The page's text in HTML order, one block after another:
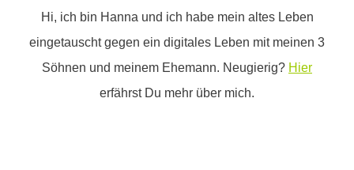
Hi, ich bin Hanna und ich habe mein altes Leben
eingetauscht gegen ein digitales Leben mit meinen 3
Söhnen und meinem Ehemann. Neugierig? Hier
erfährst Du mehr über mich.